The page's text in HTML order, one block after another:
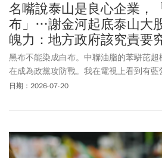
名嘴說泰山是良心企業，
布」…謝金河起底泰山大
魄力：地方政府該究責要
黑布不能染成白布。中聯油脂的苯駢芘
在成為政黨攻防戰。我在電視上看到有
企業，一下子被驚嚇到！本來不想再對這
日期：2026-07-20